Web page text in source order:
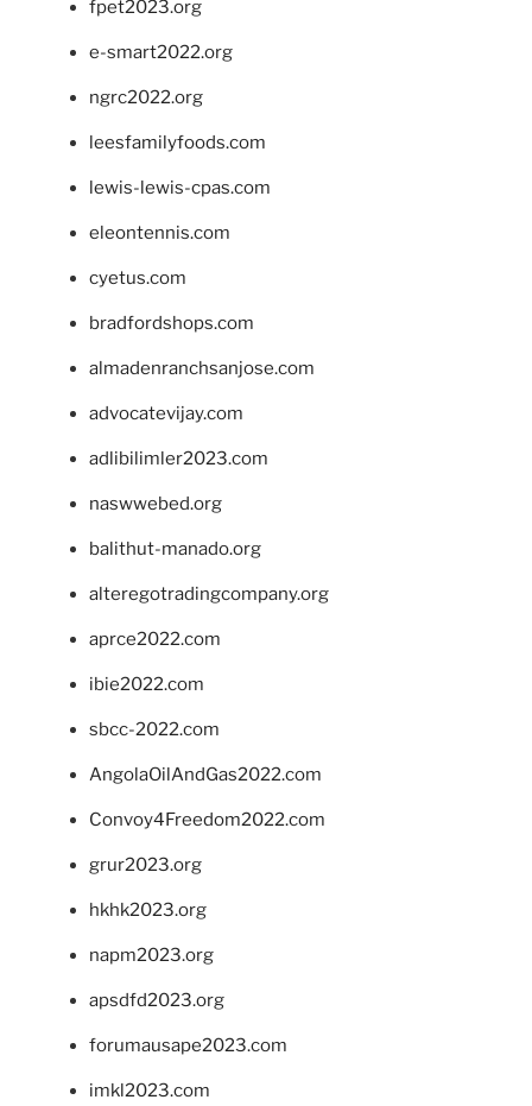
fpet2023.org
e-smart2022.org
ngrc2022.org
leesfamilyfoods.com
lewis-lewis-cpas.com
eleontennis.com
cyetus.com
bradfordshops.com
almadenranchsanjose.com
advocatevijay.com
adlibilimler2023.com
naswwebed.org
balithut-manado.org
alteregotradingcompany.org
aprce2022.com
ibie2022.com
sbcc-2022.com
AngolaOilAndGas2022.com
Convoy4Freedom2022.com
grur2023.org
hkhk2023.org
napm2023.org
apsdfd2023.org
forumausape2023.com
imkl2023.com